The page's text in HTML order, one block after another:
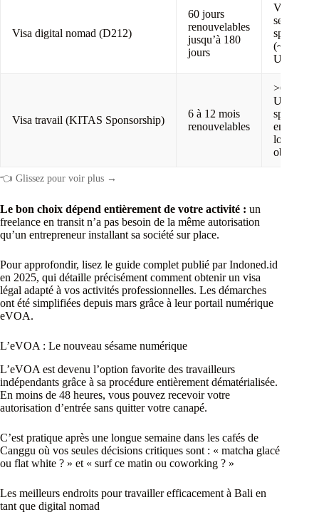
Visa digital nomad (D212)
60 jours
renouvelables
jusqu’à 180
jours
Varie
selon
sponsor
(~150-
USD)
Visa travail (KITAS Sponsorship)
6 à 12 mois
renouvelables
>600
USD +
entreprise
local
👈 Glissez pour voir plus →
Le bon choix dépend entièrement de votre activité : un
freelance en transit n’a pas besoin de la même autorisation
qu’un entrepreneur installant sa société sur place.
Pour approfondir, lisez le guide complet publié par Indoned.id
en 2025, qui détaille précisément comment obtenir un visa
légal adapté à vos activités professionnelles. Les démarches
ont été simplifiées depuis mars grâce à leur portail numérique
eVOA.
L’eVOA : Le nouveau sésame numérique
L’eVOA est devenu l’option favorite des travailleurs
indépendants grâce à sa procédure entièrement dématérialisée.
En moins de 48 heures, vous pouvez recevoir votre
autorisation d’entrée sans quitter votre canapé.
C’est pratique après une longue semaine dans les cafés de
Canggu où vos seules décisions critiques sont : « matcha glacé
ou flat white ? » et « surf ce matin ou coworking ? »
Les meilleurs endroits pour travailler efficacement à Bali en
tant que digital nomad